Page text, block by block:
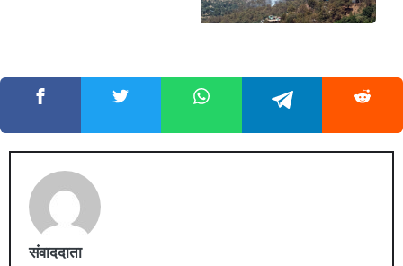
संवाददाता